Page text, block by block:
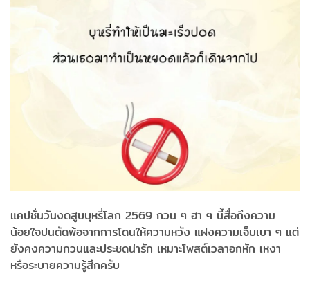
แคปชั่นวันงดสูบบุหรี่โลก 2569 กวน ๆ ฮา ๆ นี้สื่อถึงความ
น้อยใจปนตัดพ้อจากการโดนให้ความหวัง แฝงความเจ็บเบา ๆ แต่
ยังคงความกวนและประชดน่ารัก เหมาะโพสต์เวลาอกหัก เหงา
หรือระบายความรู้สึกครับ